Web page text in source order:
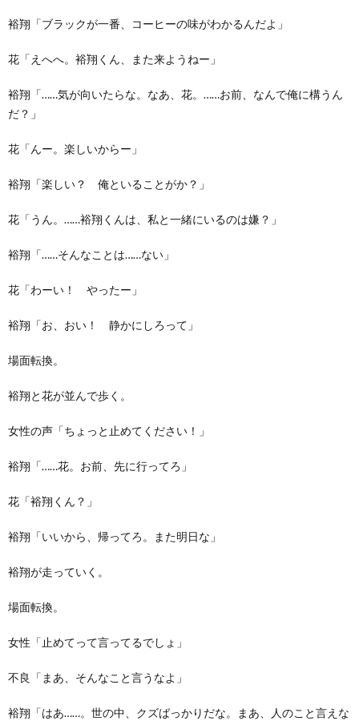
裕翔「ブラックが一番、コーヒーの味がわかるんだよ」
花「えへへ。裕翔くん、また来ようねー」
裕翔「……気が向いたらな。なあ、花。……お前、なんで俺に構うん
だ？」
花「んー。楽しいからー」
裕翔「楽しい？ 俺といることがか？」
花「うん。……裕翔くんは、私と一緒にいるのは嫌？」
裕翔「……そんなことは……ない」
花「わーい！ やったー」
裕翔「お、おい！ 静かにしろって」
場面転換。
裕翔と花が並んで歩く。
女性の声「ちょっと止めてください！」
裕翔「……花。お前、先に行ってろ」
花「裕翔くん？」
裕翔「いいから、帰ってろ。また明日な」
裕翔が走っていく。
場面転換。
女性「止めてって言ってるでしょ」
不良「まあ、そんなこと言うなよ」
裕翔「はあ……。世の中、クズばっかりだな。まあ、人のこと言えな